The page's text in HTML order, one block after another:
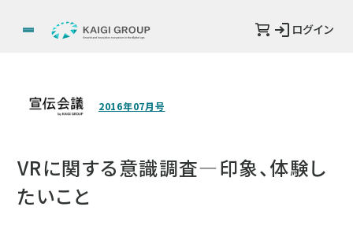
ログイン
2016年07月号
VRに関する意識調査―印象、体験し
たいこと